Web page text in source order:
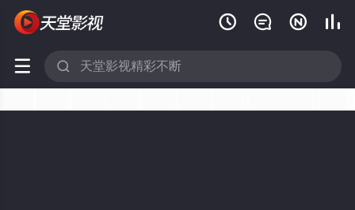
   
 